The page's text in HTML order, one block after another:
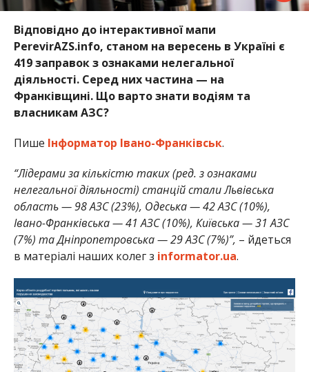
Відповідно до інтерактивної мапи
PerevirAZS.info, станом на вересень в Україні є
419 заправок з ознаками нелегальної
діяльності. Серед них частина — на
Франківщині. Що варто знати водіям та
власникам АЗС?
Пише Інформатор Івано-Франківськ.
“Лідерами за кількістю таких (ред. з ознаками
нелегальної діяльності) станцій стали Львівська
область — 98 АЗС (23%), Одеська — 42 АЗС (10%),
Івано-Франківська — 41 АЗС (10%), Київська — 31 АЗС
(7%) та Дніпропетровська — 29 АЗС (7%)”, – йдеться
в матеріалі наших колег з informator.ua.